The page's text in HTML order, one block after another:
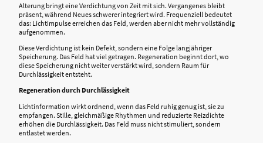
Alterung bringt eine Verdichtung von Zeit mit sich. Vergangenes bleibt
präsent, während Neues schwerer integriert wird. Frequenziell bedeutet
das: Lichtimpulse erreichen das Feld, werden aber nicht mehr vollständig
aufgenommen.
Diese Verdichtung ist kein Defekt, sondern eine Folge langjähriger
Speicherung. Das Feld hat viel getragen. Regeneration beginnt dort, wo
diese Speicherung nicht weiter verstärkt wird, sondern Raum für
Durchlässigkeit entsteht.
Regeneration durch Durchlässigkeit
Lichtinformation wirkt ordnend, wenn das Feld ruhig genug ist, sie zu
empfangen. Stille, gleichmäßige Rhythmen und reduzierte Reizdichte
erhöhen die Durchlässigkeit. Das Feld muss nicht stimuliert, sondern
entlastet werden.